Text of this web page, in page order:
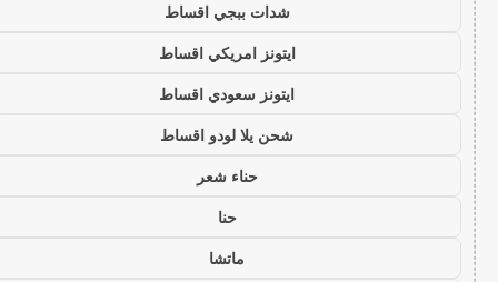
شدات ببجي اقساط
ايتونز امريكي اقساط
ايتونز سعودي اقساط
شحن يلا لودو اقساط
حناء شعر
حنا
ماتشا